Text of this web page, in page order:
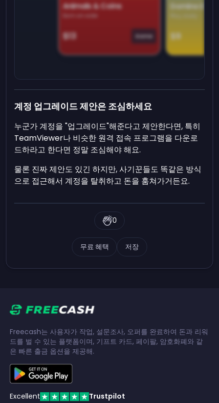
Animals & Coins
Earn on side
$13 Game
Domino
$9
계정 업그레이드 제안은 조심하세요
누군가 계정을 "업그레이드"해준다고 제안한다면, 특히
TeamViewer나 비슷한 원격 접속 프로그램을 다운로
드하라고 한다면 정말 조심해야 해요.
물론 진짜 제안도 있긴 하지만, 사기꾼들도 똑같은 방식
으로 접근해서 계정을 탈취하고 돈을 훔쳐가거든요.
무료 혜택 저장
0
Freecash는 사용자가 작업, 설문조사, 오퍼를 완료하여 돈과 리워
드를 벌 수 있는 플랫폼이며, 기프트 카드, 페이팔, 암호화폐와 같
은 빠른 출금 옵션을 제공해.
Excellent Trustpilot